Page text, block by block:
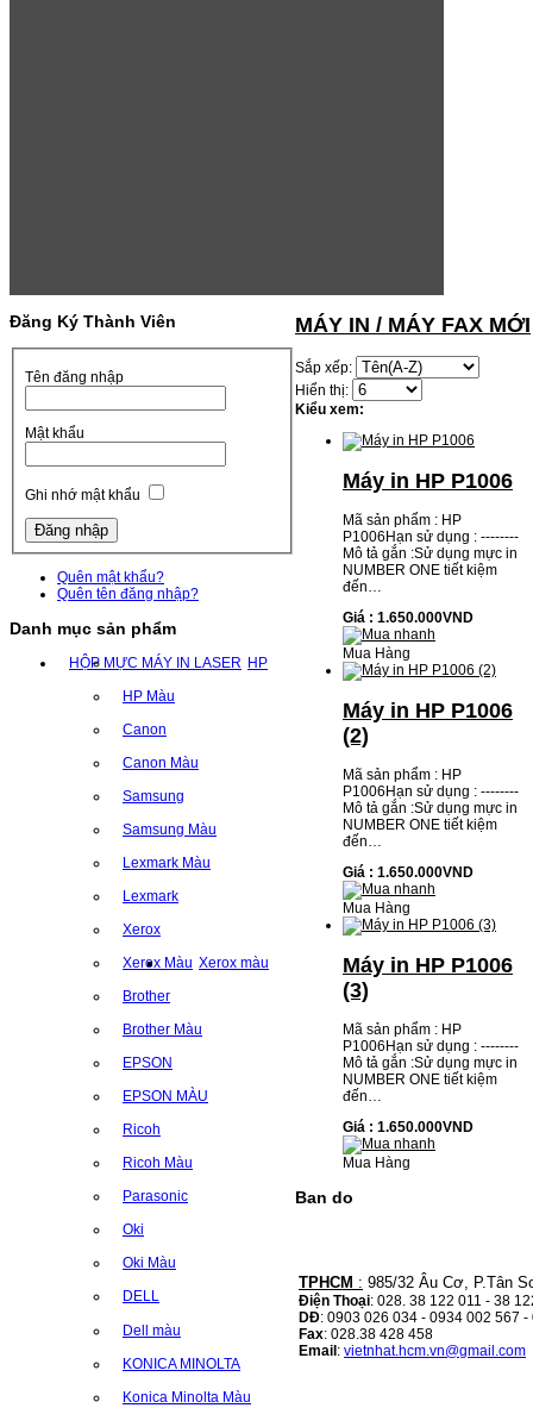
Đăng Ký Thành Viên
Tên đăng nhập
Mật khẩu
Ghi nhớ mật khẩu
Quên mật khẩu?
Quên tên đăng nhập?
Danh mục sản phẩm
HỘP MỰC MÁY IN LASER HP
HP Màu
Canon
Canon Màu
Samsung
Samsung Màu
Lexmark Màu
Lexmark
Xerox
Xerox Màu Xerox màu
Brother
Brother Màu
EPSON
EPSON MÀU
Ricoh
Ricoh Màu
Parasonic
Oki
Oki Màu
DELL
Dell màu
KONICA MINOLTA
Konica Minolta Màu
MÁY IN / MÁY FAX MỚI
Sắp xếp:
Hiển thị:
Kiểu xem:
Máy in HP P1006
Mã sản phẩm : HP
P1006Hạn sử dụng : --------
Mô tả gắn :Sử dụng mực in
NUMBER ONE tiết kiệm
đến…
Giá : 1.650.000VND
Mua Hàng
Máy in HP P1006
(2)
Mã sản phẩm : HP
P1006Hạn sử dụng : --------
Mô tả gắn :Sử dụng mực in
NUMBER ONE tiết kiệm
đến…
Giá : 1.650.000VND
Mua Hàng
Máy in HP P1006
(3)
Mã sản phẩm : HP
P1006Hạn sử dụng : --------
Mô tả gắn :Sử dụng mực in
NUMBER ONE tiết kiệm
đến…
Giá : 1.650.000VND
Mua Hàng
Ban do
TPHCM : 985/32 Âu Cơ, P.Tân
Điện Thoại: 028. 38 122 011 - 38
DĐ: 0903 026 034 - 0934 002 567
Fax: 028.38 428 458
Email: vietnhat.hcm.vn@gmail.com